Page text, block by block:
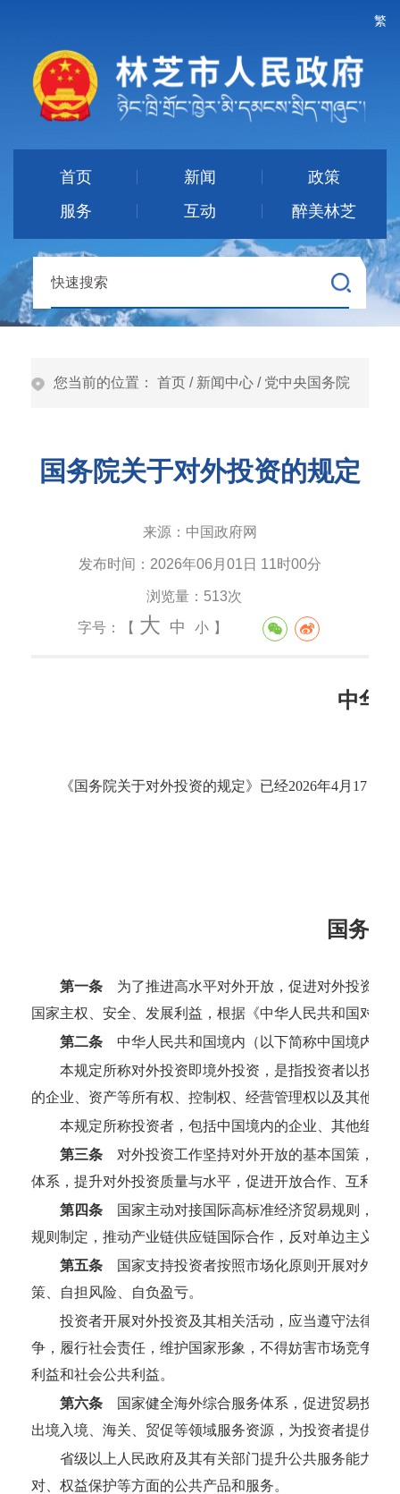
繁
首页 新闻
政策
服务
互动 醉美林芝
您当前的位置： 首页 / 新闻中心 / 党中央国务院
国务院关于对外投资的规定
来源： 中国政府网
发布时间： 2026年06月01日 11时00分
浏览量： 513次
字号：【 大 中 小 】
中华
《国务院关于对外投资的规定》已经2026年4月17日
国务院
第一条 为了推进高水平对外开放，促进对外投资高
国家主权、安全、发展利益，根据《中华人民共和国对
第二条 中华人民共和国境内（以下简称中国境内）
本规定所称对外投资即境外投资，是指投资者以投入
的企业、资产等所有权、控制权、经营管理权以及其他相
本规定所称投资者，包括中国境内的企业、其他组织
第三条 对外投资工作坚持对外开放的基本国策，贯
体系，提升对外投资质量与水平，促进开放合作、互利共
第四条 国家主动对接国际高标准经济贸易规则，推
规则制定，推动产业链供应链国际合作，反对单边主义和
第五条 国家支持投资者按照市场化原则开展对外投
策、自担风险、自负盈亏。
投资者开展对外投资及其相关活动，应当遵守法律法
争，履行社会责任，维护国家形象，不得妨害市场竞争秩
利益和社会公共利益。
第六条 国家健全海外综合服务体系，促进贸易投资
出境入境、海关、贸促等领域服务资源，为投资者提供服
省级以上人民政府及其有关部门提升公共服务能力和
对、权益保护等方面的公共产品和服务。